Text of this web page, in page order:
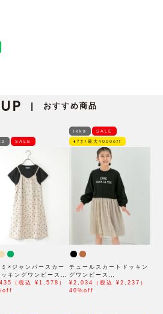
| おすすめ商品
SALE
ミ×ジャンパースカー
ッキングワンピース
）
（税込 ¥1,578）
ikka SALE
ﾓｱｵﾌ最大4000off
チュールスカートドッキン
グワンピース
（120~160cm）
¥2,034（税込 ¥2,237）
40%off